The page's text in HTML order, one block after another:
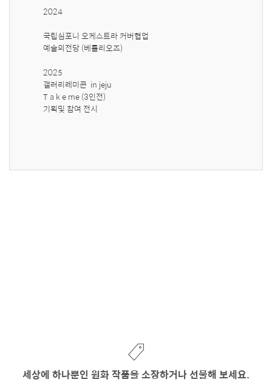
2024
국립심포니 오케스트라 커버협업
예술의전당 (베를리오즈)
2025
갤러리레미콘  in jeju
T a k e me (3인전)
기획및 참여 전시
세상에 하나뿐인 원화 작품을 소장하거나 선물해 보세요.